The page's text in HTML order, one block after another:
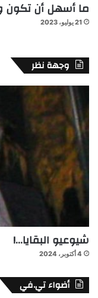
ما أسهل أن تكون
21 يوليو، 2023
وجهة نظر
شيوعيو البقايا…!
4 أكتوبر، 2024
أضواء تي.في